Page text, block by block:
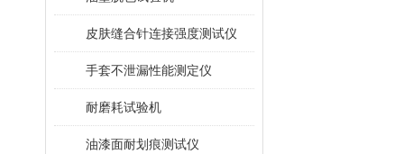
皮肤缝合针连接强度测试仪
手套不泄漏性能测定仪
耐磨耗试验机
油漆面耐划痕测试仪